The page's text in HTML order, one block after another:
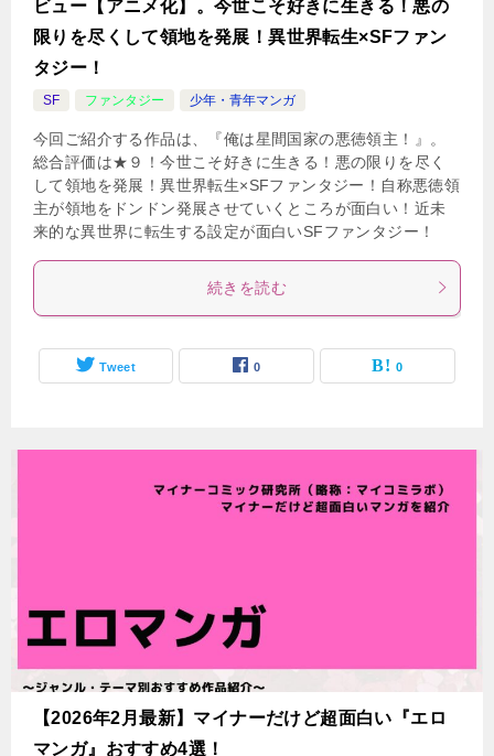
ビュー【アニメ化】。今世こそ好きに生きる！悪の
限りを尽くして領地を発展！異世界転生×SFファン
タジー！
SF ファンタジー 少年・青年マンガ
今回ご紹介する作品は、『俺は星間国家の悪徳領主！』。
総合評価は★９！今世こそ好きに生きる！悪の限りを尽く
して領地を発展！異世界転生×SFファンタジー！自称悪徳領
主が領地をドンドン発展させていくところが面白い！近未
来的な異世界に転生する設定が面白いSFファンタジー！
続きを読む
Tweet 0 0
【2026年2月最新】マイナーだけど超面白い『エロ
マンガ』おすすめ4選！